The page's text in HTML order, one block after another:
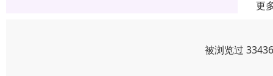
更
被浏览过